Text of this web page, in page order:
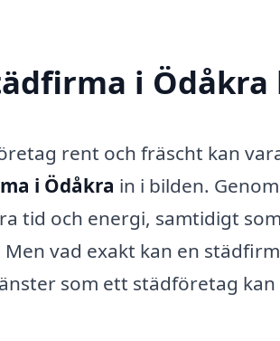
i
rent och fräscht kan
i Ödåkra in i bilden.
tid och energi, samtidigt
vad exakt kan en
som ett städföretag